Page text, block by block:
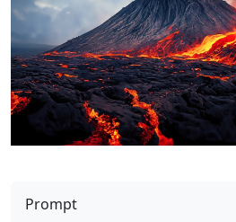
Prompt